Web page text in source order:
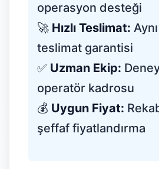
operasyon desteği
🚀 Hızlı Teslimat:
teslimat garantisi
✅ Uzman Ekip:
operatör kadrosu
💰 Uygun Fiyat:
şeffaf fiyatlandırma